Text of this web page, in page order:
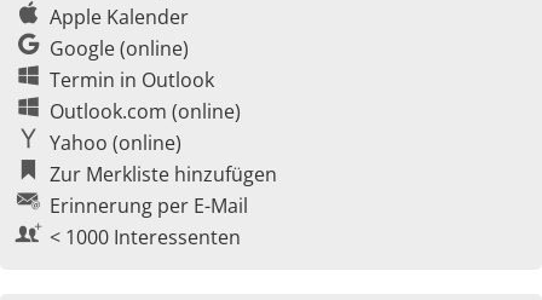
Apple Kalender
Google (online)
Termin in Outlook
Outlook.com (online)
Yahoo (online)
Zur Merkliste hinzufügen
Erinnerung per E-Mail
< 1000 Interessenten